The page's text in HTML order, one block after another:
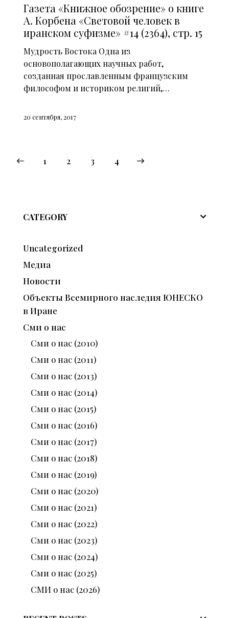
Газета «Книжное обозрение» о книге
А. Корбена «Световой человек в
иранском суфизме» #14 (2364), стр. 15
Мудрость Востока Одна из
основополагающих научных работ,
созданная прославленным французским
философом и историком религий,…
20 сентября, 2017
1 2 3 4
>
CATEGORY
Uncategorized
Медиа
Новости
Объекты Всемирного наследия ЮНЕСКО
в Иране
Сми о нас
Сми о нас (2010)
Сми о нас (2011)
Сми о нас (2013)
Сми о нас (2014)
Сми о нас (2015)
Сми о нас (2016)
Сми о нас (2017)
Сми о нас (2018)
Сми о нас (2019)
Сми о нас (2020)
Сми о нас (2021)
Сми о нас (2022)
Сми о нас (2023)
Сми о нас (2024)
Сми о нас (2025)
СМИ о нас (2026)